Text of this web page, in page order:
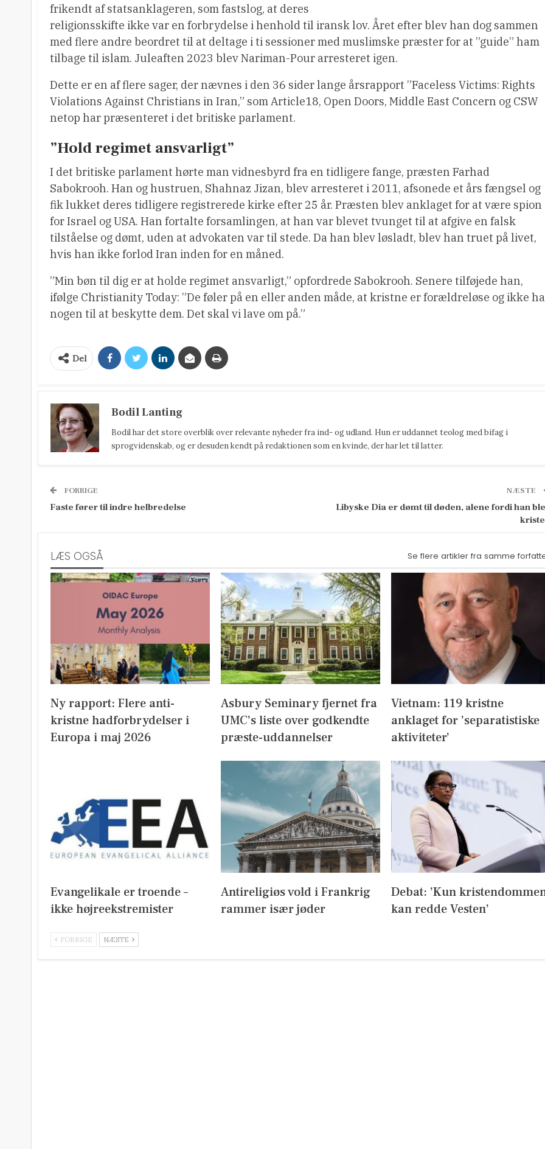
frikendt af statsanklageren, som fastslog, at deres
religionsskifte ikke var en forbrydelse i henhold til iransk lov. Året efter blev han dog sammen
med flere andre beordret til at deltage i ti sessioner med muslimske præster for at ”guide” ham
tilbage til islam. Juleaften 2023 blev Nariman-Pour arresteret igen.
Dette er en af ​​flere sager, der nævnes i den 36 sider lange årsrapport ”Faceless Victims: Rights
Violations Against Christians in Iran,” som Article18, Open Doors, Middle East Concern og CSW
netop har præsenteret i det britiske parlament.
”Hold regimet ansvarligt”
I det britiske parlament hørte man vidnesbyrd fra en tidligere fange, præsten Farhad
Sabokrooh. Han og hustruen, Shahnaz Jizan, blev arresteret i 2011, afsonede et års fængsel og
fik lukket deres tidligere registrerede kirke efter 25 år. Præsten blev anklaget for at være spion
for Israel og USA. Han fortalte forsamlingen, at han var blevet tvunget til at afgive en falsk
tilståelse og dømt, uden at advokaten var til stede. Da han blev løsladt, blev han truet på livet,
hvis han ikke forlod Iran inden for en måned.
”Min bøn til dig er at holde regimet ansvarligt,” opfordrede Sabokrooh. Senere tilføjede han,
ifølge Christianity Today: ”De føler på en eller anden måde, at kristne er forældreløse og ikke
nogen til at beskytte dem. Det skal vi lave om på.”
Del
Bodil Lanting
Bodil har det store overblik over relevante nyheder fra ind- og udland. Hun er uddannet teolog med bifag i
sprogvidenskab, og er desuden kendt på redaktionen som en kvinde, der har let til latter.
FORRIGE
Faste fører til indre helbredelse
NÆSTE
Libyske Dia er dømt til døden, alene fordi han
LÆS OGSÅ Se flere artikler fra samme
Ny rapport: Flere anti-
kristne hadforbrydelser i
Europa i maj 2026
Asbury Seminary fjernet fra
UMC’s liste over godkendte
præste-uddannelser
Vietnam: 119 kristne
anklaget for ’separatistiske
aktiviteter’
Evangelikale er troende –
ikke højreekstremister
Antireligiøs vold i Frankrig
rammer især jøder
Debat: ’Kun
kan redde Vesten’
FORRIGE NÆSTE